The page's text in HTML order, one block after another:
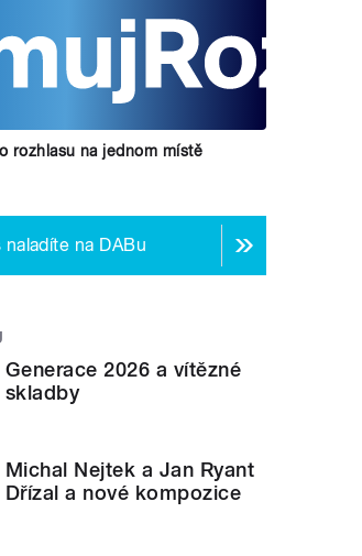
rozhlasu na jednom místě
naladíte na DABu
Generace 2026 a vítězné
skladby
Michal Nejtek a Jan Ryant
Dřízal a nové kompozice